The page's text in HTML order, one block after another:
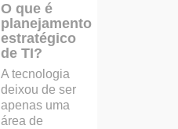
O que é
planejamento
estratégico
de TI?
A tecnologia
deixou de ser
apenas uma
área de